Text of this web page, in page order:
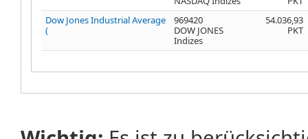
Dow Jones Industrial Average
(
969420
DOW JONES
Indizes
54.036,93
PKT